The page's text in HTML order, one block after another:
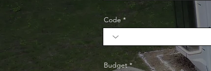
Code
Budget